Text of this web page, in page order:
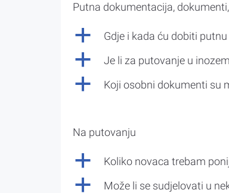
Putna dokumentacija,
a Gdje i kada ću dobiti
a Je li za putovanje u
a Koji osobni dokumenti su
Na putovanju
a Koliko novaca trebam
a
Može li se sudjelovati u